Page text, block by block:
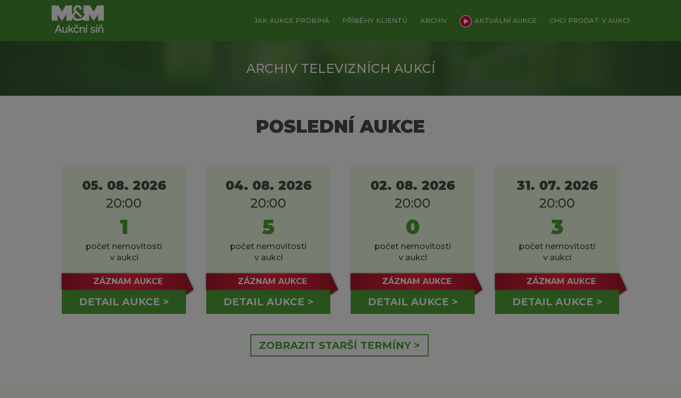
JAK AUKCE PROBÍHÁ PŘÍBĚHY KLIENTŮ ARCHIV AKTUÁLNÍ AUKCE CHCI PRODAT V AUKCI
ARCHIV TELEVIZNÍCH AUKCÍ
POSLEDNÍ AUKCE
05. 08. 2026
20:00
1
počet nemovitostí
v aukci
ZÁZNAM AUKCE
DETAIL AUKCE >
04. 08. 2026
20:00
5
počet nemovitostí
v aukci
ZÁZNAM AUKCE
DETAIL AUKCE >
02. 08. 2026
20:00
0
počet nemovitostí
v aukci
ZÁZNAM AUKCE
DETAIL AUKCE >
31. 07. 2026
20:00
3
počet nemovitostí
v aukci
ZÁZNAM AUKCE
DETAIL AUKCE >
ZOBRAZIT STARŠÍ TERMÍNY >